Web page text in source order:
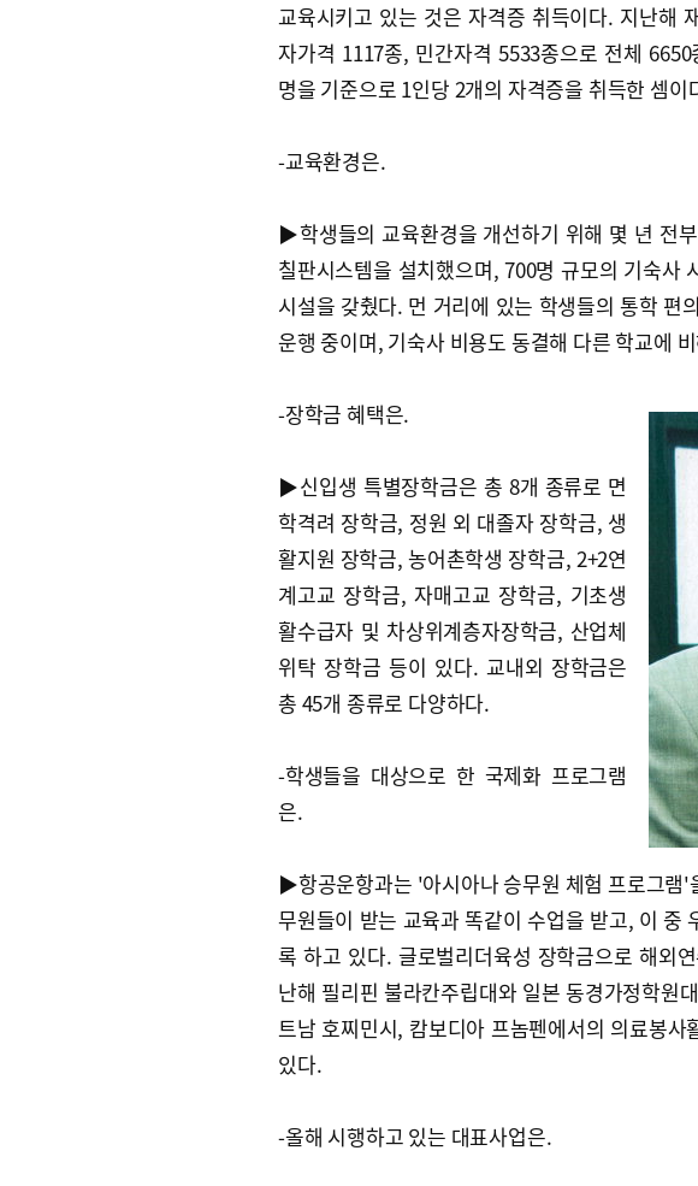
교육시키고 있는 것은 자격증 취득이다. 지난해
자가격 1117종, 민간자격 5533종으로 전체
명을 기준으로 1인당 2개의 자격증을 취득한 셈이
-교육환경은.
▶학생들의 교육환경을 개선하기 위해 몇 년 전
칠판시스템을 설치했으며, 700명 규모의 기숙사
시설을 갖췄다. 먼 거리에 있는 학생들의 통학 편
운행 중이며, 기숙사 비용도 동결해 다른 학교에
-장학금 혜택은.
▶신입생 특별장학금은 총 8개 종류로 면
학격려 장학금, 정원 외 대졸자 장학금, 생
활지원 장학금, 농어촌학생 장학금, 2+2연
계고교 장학금, 자매고교 장학금, 기초생
활수급자 및 차상위계층자장학금, 산업체
위탁 장학금 등이 있다. 교내외 장학금은
총 45개 종류로 다양하다.
-학생들을 대상으로 한 국제화 프로그램
은.
▶항공운항과는 '아시아나 승무원 체험 프로그램'
무원들이 받는 교육과 똑같이 수업을 받고, 이 중
록 하고 있다. 글로벌리더육성 장학금으로 해외
난해 필리핀 불라칸주립대와 일본 동경가정학원
트남 호찌민시, 캄보디아 프놈펜에서의 의료봉
있다.
-올해 시행하고 있는 대표사업은.